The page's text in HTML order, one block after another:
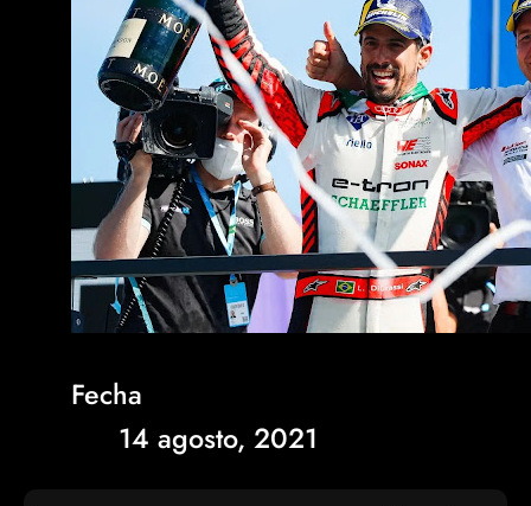
Fecha
14 agosto, 2021